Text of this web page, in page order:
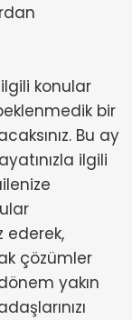
konular
bir
Bu ay
ilgili
ederek,
çözümler
yakın